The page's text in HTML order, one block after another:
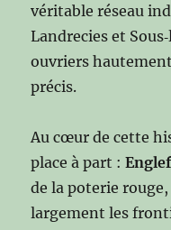
véritable réseau
Landrecies et
ouvriers
précis.
Au cœur de cette
place à part :
de la poterie
largement les